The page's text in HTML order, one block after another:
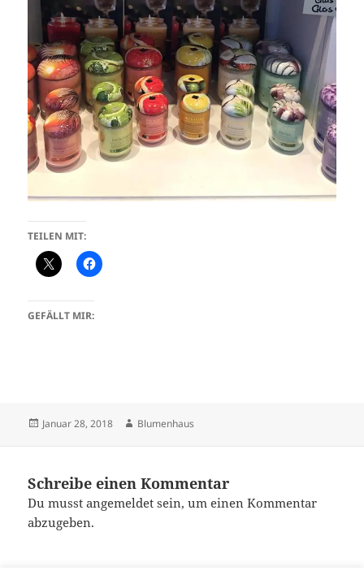
TEILEN MIT:
GEFÄLLT MIR:
Veröffentlicht
Januar 28, 2018 Autor
Blumenhaus
Schreibe einen Kommentar
Du musstangemeldet sein, um einen Kommentar
abzugeben.